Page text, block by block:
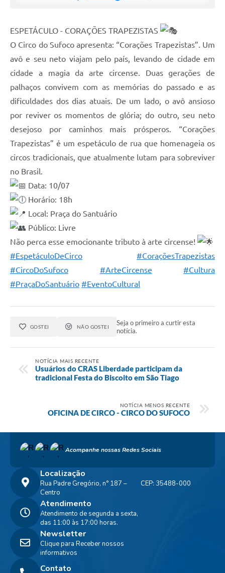
ESPETÁCULO - CORAÇÕES TRAPEZISTAS
O Circo do Sufoco apresenta: “Corações Trapezistas”. Um
avô e seu neto viajam pelo país, levando de cidade em
cidade a magia da arte circense. Duas gerações de
palhaços convivem com as memórias do passado e as
dificuldades dos dias atuais. De um lado, o avô ansioso
por reviver os momentos de glória; do outro, seu neto
desejoso por caminhos mais prósperos. “Corações
Trapezistas” é um espetáculo de rua que homenageia os
circos tradicionais, que atualmente lutam para sobreviver
no Brasil.
Data: 10/07
Horário: 18h
Local: Praça do Santuário
Público: Livre
Não perca esse emocionante tributo à arte circense!
#EspetáculoDeCirco
#CoraçõesTrapezistas
#CircoDoSufoco
#ArteCircense
#Cultura
#PraçaDoSantuário #EventoCultural
GOSTEI NÃO GOSTEI
Seja o primeiro a curtir esta
notícia.
NOTÍCIA MAIS RECENTE
Usuários do CRAS Liberdade participam da
tradicional Festa do Biscoito em São Tiago
NOTÍCIA MENOS RECENTE
OFICINA DE CIRCO - CIRCO DO SUFOCO
Acompanhe nossas Redes Sociais
Localização
Rua Padre Gregório, n° 187 –
Centro
CEP: 35488-000
Contato
Atendimento
Atendimento de segunda a sexta,
das 11:00 às 17:00 horas.
Newsletter
Clique para Receber nossos
informativos